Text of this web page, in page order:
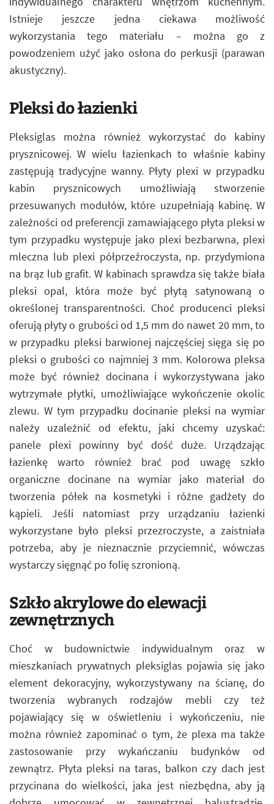
Istnieje jeszcze jedna ciekawa możliwość
wykorzystania tego materiału – można go z
powodzeniem użyć jako osłona do perkusji (parawan
akustyczny).
Pleksi do łazienki
Pleksiglas można również wykorzystać do kabiny
prysznicowej. W wielu łazienkach to właśnie kabiny
zastępują tradycyjne wanny. Płyty plexi w przypadku
kabin prysznicowych umożliwiają stworzenie
przesuwanych modułów, które uzupełniają kabinę. W
zależności od preferencji zamawiającego płyta pleksi w
tym przypadku występuje jako plexi bezbarwna, plexi
mleczna lub plexi półprzeźroczysta, np. przydymiona
na brąz lub grafit. W kabinach sprawdza się także biała
pleksi opal, która może być płytą satynowaną o
określonej transparentności. Choć producenci pleksi
oferują płyty o grubości od 1,5 mm do nawet 20 mm, to
w przypadku pleksi barwionej najczęściej sięga się po
pleksi o grubości co najmniej 3 mm. Kolorowa pleksa
może być również docinana i wykorzystywana jako
wytrzymałe płytki, umożliwiające wykończenie okolic
zlewu. W tym przypadku docinanie pleksi na wymiar
należy uzależnić od efektu, jaki chcemy uzyskać:
panele plexi powinny być dość duże. Urządzając
łazienkę warto również brać pod uwagę szkło
organiczne docinane na wymiar jako materiał do
tworzenia półek na kosmetyki i różne gadżety do
kąpieli. Jeśli natomiast przy urządzaniu łazienki
wykorzystane było pleksi przezroczyste, a zaistniała
potrzeba, aby je nieznacznie przyciemnić, wówczas
wystarczy sięgnąć po folię szronioną.
Szkło akrylowe do elewacji
zewnętrznych
Choć w budownictwie indywidualnym oraz w
mieszkaniach prywatnych pleksiglas pojawia się jako
element dekoracyjny, wykorzystywany na ścianę, do
tworzenia wybranych rodzajów mebli czy też
pojawiający się w oświetleniu i wykończeniu, nie
można również zapominać o tym, że plexa ma także
zastosowanie przy wykańczaniu budynków od
zewnątrz. Płyta pleksi na taras, balkon czy dach jest
przycinana do wielkości, jaka jest niezbędna, aby ją